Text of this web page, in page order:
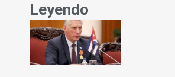
Leyendo